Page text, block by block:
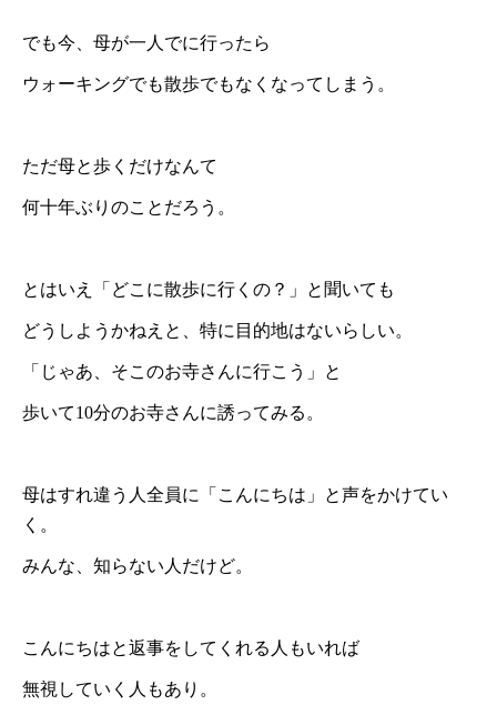
でも今、母が一人でに行ったら
ウォーキングでも散歩でもなくなってしまう。
ただ母と歩くだけなんて
何十年ぶりのことだろう。
とはいえ「どこに散歩に行くの？」と聞いても
どうしようかねえと、特に目的地はないらしい。
「じゃあ、そこのお寺さんに行こう」と
歩いて10分のお寺さんに誘ってみる。
母はすれ違う人全員に「こんにちは」と声をかけてい
く。
みんな、知らない人だけど。
こんにちはと返事をしてくれる人もいれば
無視していく人もあり。